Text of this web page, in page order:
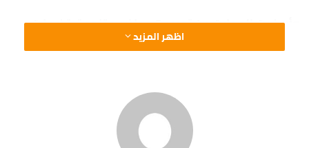
وأسفرت الحملات عن تحرير 5 محاضر متنوعة، تضمنت
كما تمكنت الحملات من رصد مخالفات بالمخابز السياحية
تمثلت في عدم الإعلان عن أسعار الخبز المنتج، إلى جانب
اظهر المزيد